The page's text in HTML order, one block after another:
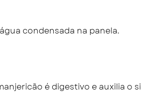
condensada na panela.
é digestivo e auxilia o